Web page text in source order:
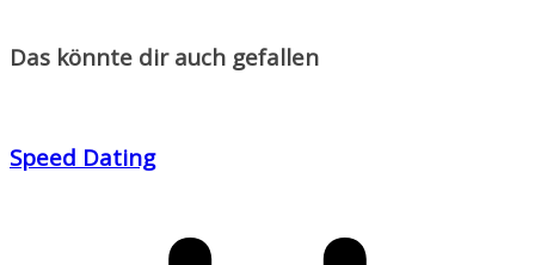
Das könnte dir auch gefallen
Speed Dating